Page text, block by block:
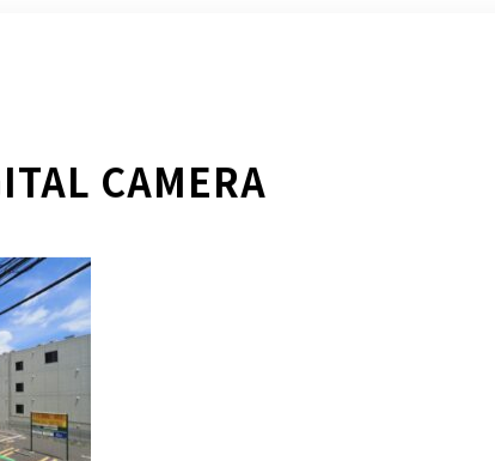
CAMERA